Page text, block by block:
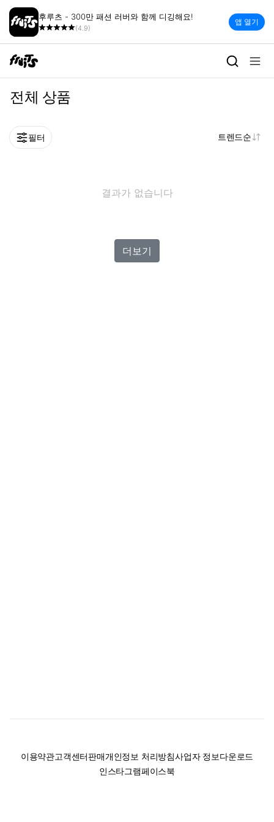
후루츠 - 300만 패션 러버와 함께 디깅해요!
(4.9)
앱 열기
전체 상품
필터 트렌드순
결과가 없습니다
더보기
이용약관고객센터판매개인정보 처리방침사업자 정보다운로드
인스타그램페이스북